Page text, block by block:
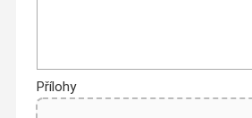
Přílohy